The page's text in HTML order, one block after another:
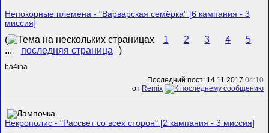
Непокорные племена - "Варварская семёрка" [6 кампания - 3
миссия]
( 1 2 3 4
5
...
последняя страница )
ba4ina
Последний пост: 14.11.2017 04:10
от Remix
Некрополис - "Рассвет со всех сторон" [2 кампания - 3 миссия]